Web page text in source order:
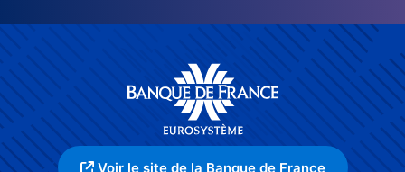
Voir le site de la Banque de France